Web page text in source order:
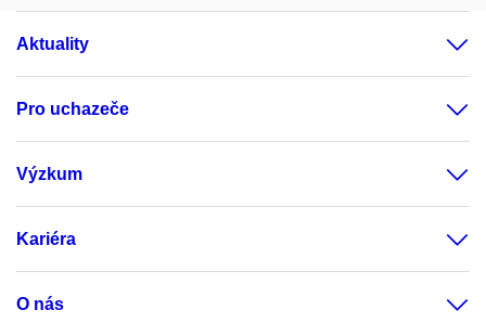
Aktuality
Pro uchazeče
Výzkum
Kariéra
O nás